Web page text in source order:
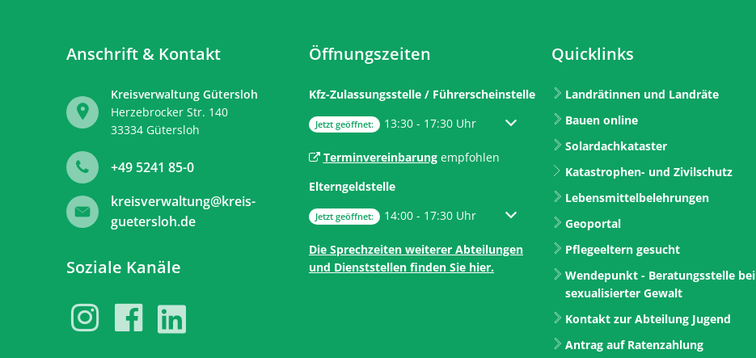
Anschrift & Kontakt
Kreisverwaltung Gütersloh
Herzebrocker Str. 140
33334 Gütersloh
+49 5241 85-0
kreisverwaltung@kreis-
guetersloh.de
Soziale Kanäle
Öffnungszeiten
Kfz-Zulassungsstelle / Führerscheinstelle
Klicken, um weitere Öffnungs- oder Schließzeiten auszublenden
Jetzt geöffnet: 13:30 - 17:30 Uhr Von 13:30 bis 17:30 Uhr
Terminvereinbarungempfohlen
Elterngeldstelle
Klicken, um weitere Öffnungs- oder Schließzeiten auszublenden
Jetzt geöffnet: 14:00 - 17:30 Uhr Von 14:00 bis 17:30 Uhr
Die Sprechzeiten weiterer Abteilungen
und Dienststellen finden Sie hier.
Quicklinks
Landrätinnen und Landräte
Bauen online
Solardachkataster
Katastrophen- und Zivilschutz
Lebensmittelbelehrungen
Geoportal
Pflegeeltern gesucht
Wendepunkt - Beratungsstelle bei
sexualisierter Gewalt
Kontakt zur Abteilung Jugend
Antrag auf Ratenzahlung